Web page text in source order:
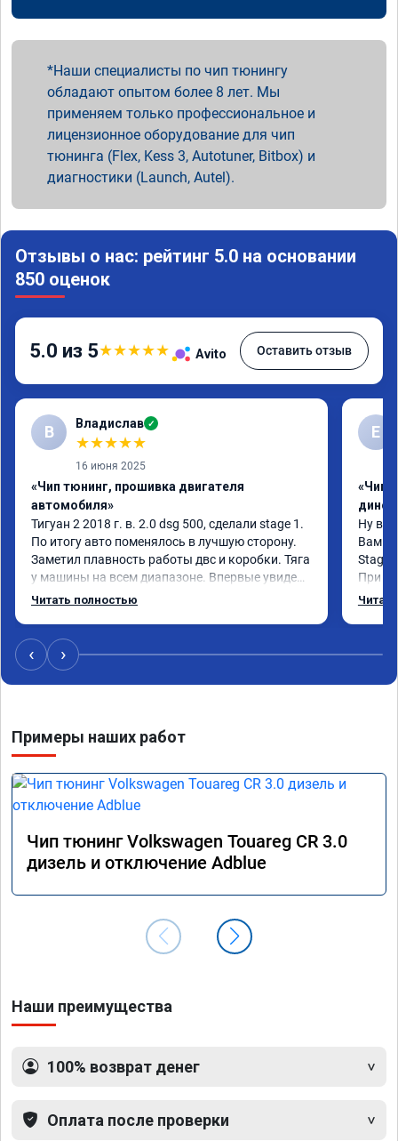
Наши специалисты по чип тюнингу
обладают опытом более 8 лет. Мы
применяем только профессиональное и
лицензионное оборудование для чип
тюнинга (Flex, Kess 3, Autotuner, Bitbox) и
диагностики (Launch, Autel).
Отзывы о нас: рейтинг 5.0 на основании
850 оценок
5.0 из 5★★★★★ Avito Оставить отзыв
В Владислав ✓
★★★★★
16 июня 2025
«Чип тюнинг, прошивка двигателя
автомобиля»
Тигуан 2 2018 г. в. 2.0 dsg 500, сделали stage 1.
По итогу авто поменялось в лучшую сторону.
Заметил плавность работы двс и коробки. Тяга
у машины на всем диапазоне. Впервые увидел
расход по трассе меньше 8 литров. Сколько
денег. Знал бы, сделал раньше.
Читать полностью
Е
«Чип
Ну
Вам!
Stage
При
было,
‹ ›
Примеры наших работ
Чип тюнинг Volkswagen Touareg CR 3.0
дизель и отключение Adblue
Наши преимущества
100% возврат денег
Оплата после проверки